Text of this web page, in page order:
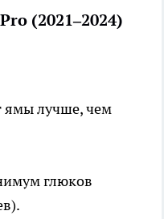
(2021–2024)
ямы лучше, чем
глюков